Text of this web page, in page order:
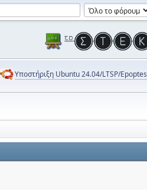
Υποστήριξη Ubuntu 24.04/LTSP/